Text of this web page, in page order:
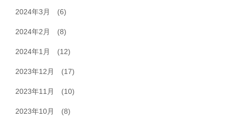
2024年3月 (6)
2024年2月 (8)
2024年1月 (12)
2023年12月 (17)
2023年11月 (10)
2023年10月 (8)